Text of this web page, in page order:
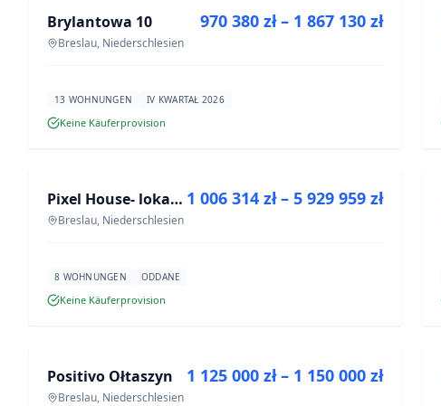
NEUBAU
Brylantowa 10
Breslau, Niederschlesien
970 380 zł – 1 867 130 zł
13 WOHNUNGEN IV KWARTAŁ 2026
Keine Käuferprovision
NEUBAU Pixel House- lokale użytkowe
Breslau, Niederschlesien
1 006 314 zł – 5 929 959 zł
8 WOHNUNGEN ODDANE
Keine Käuferprovision
NEUBAU
Positivo Ołtaszyn
Breslau, Niederschlesien
1 125 000 zł – 1 150 000 zł